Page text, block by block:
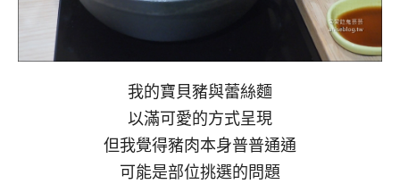
我的寶貝豬與蕾絲麵
以滿可愛的方式呈現
但我覺得豬肉本身普普通通
可能是部位挑選的問題